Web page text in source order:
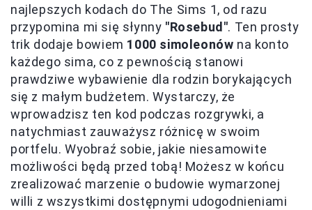
najlepszych kodach do The Sims 1, od razu
przypomina mi się słynny "Rosebud". Ten prosty
trik dodaje bowiem 1000 simoleonów na konto
każdego sima, co z pewnością stanowi
prawdziwe wybawienie dla rodzin borykających
się z małym budżetem. Wystarczy, że
wprowadzisz ten kod podczas rozgrywki, a
natychmiast zauważysz różnicę w swoim
portfelu. Wyobraź sobie, jakie niesamowite
możliwości będą przed tobą! Możesz w końcu
zrealizować marzenie o budowie wymarzonej
willi z wszystkimi dostępnymi udogodnieniami